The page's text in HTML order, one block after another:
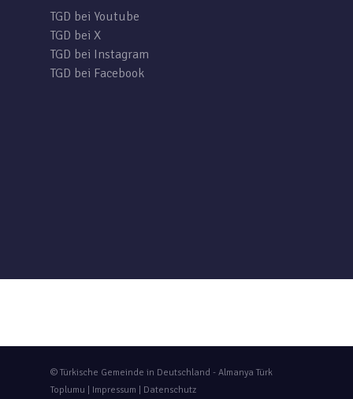
TGD bei Youtube
TGD bei X
TGD bei Instagram
TGD bei Facebook
© Türkische Gemeinde in Deutschland - Almanya Türk
Toplumu | Impressum Datenschutz